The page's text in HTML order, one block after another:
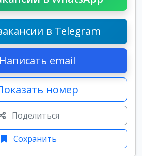
в Telegram
Написать email
номер
Поделиться
Сохранить